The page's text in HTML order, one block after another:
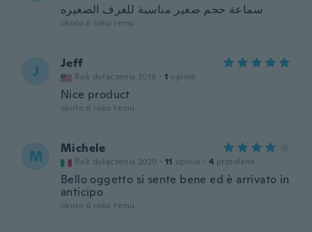
سماعة حجم صغير مناسبة للغرف الصغيره
około 6 roku temu
J Jeff
Rok dołączenia 2019 · 1 opinie
Nice product
około 6 roku temu
M Michele
Rok dołączenia 2020 · 11 opinie · 4 przesłane
Bello oggetto si sente bene ed è arrivato in
anticipo
około 6 roku temu